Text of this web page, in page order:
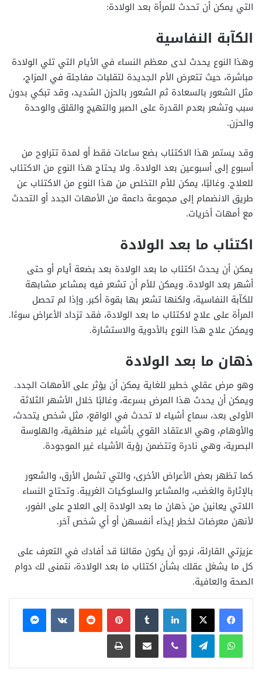
التي يمكن أن تحدث للمرأة بعد الولادة:
الكآبة النفاسية
وهذا النوع يحدث لدى معظم النساء في الأيام التي تلي الولادة
مباشرة، حيث تتعرض الأم الجديدة لتقلبات مفاجئة في المزاج،
مثل الشعور بالسعادة ثم الشعور بالحزن الشديد، وقد تبكي بدون
سبب وتشعر بعدم القدرة على الصبر والتهيج والقلق والوحدة
والحزن.
وقد يستمر هذا الاكتئاب بضع ساعات فقط أو لمدة تتراوح من
أسبوع إلى أسبوعين بعد الولادة. ولا يحتاج هذا النوع من الاكتئاب
للعلاج. وغالبًا، يمكن للأم التخلص من هذا النوع من الاكتئاب عن
طريق الانضمام إلى مجموعة داعمة من الأمهات الجدد أو التحدث
مع أمهات أخريات.
اكتئاب ما بعد الولادة
يمكن أن يحدث اكتئاب ما بعد الولادة بعد بضعة أيام أو حتى
أشهر بعد الولادة. ويمكن للأم أن تشعر فيه بمشاعر مشابهة
للكآبة النفاسية، ولكنها تشعر بها بقوة أكبر. وإذا لم تحصل
المرأة على علاج لاكتئاب ما بعد الولادة، فقد تزداد الأعراض سوءًا.
ويمكن علاج هذا النوع بالأدوية والاستشارة.
ذهان ما بعد الولادة
وهو مرض عقلي خطير للغاية يمكن أن يؤثر على الأمهات الجدد.
ويمكن أن يحدث هذا المرض بسرعة، وغالبًا خلال الأشهر الثلاثة
الأولى بعد، سماع أشياء لا تحدث في الواقع، مثل شخص يتحدث،
والأوهام، وهي الاعتقاد القوي بأشياء غير منطقية، والهلوسة
البصرية، وهي نادرة وتتضمن رؤية الأشياء غير الموجودة.
كما تظهر بعض الأعراض الأخرى، والتي تشمل الأرق، والشعور
بالإثارة والغضب، والمشاعر والسلوكيات الغريبة. وتحتاج النساء
اللاتي يعانين من ذهان ما بعد الولادة إلى العلاج على الفور،
لأنهن معرضات لخطر إيذاء أنفسهن أو أي شخص آخر.
عزيزتي القارئة، نرجو أن يكون مقالنا قد أفادك في التعرف على
كل ما يشغل عقلك بشأن اكتئاب ما بعد الولادة، نتمنى لك دوام
الصحة والعافية.
فيسبوكX لينكدإن بينتيريست
ماسنجر
واتساب تيلقرام ڤايبر مشاركة عبر البريد طباعة